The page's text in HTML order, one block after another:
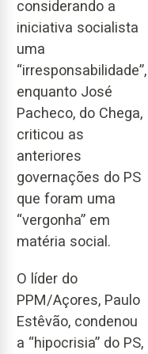
considerando a
iniciativa socialista
uma
“irresponsabilidade”,
enquanto José
Pacheco, do Chega,
criticou as
anteriores
governações do PS
que foram uma
“vergonha” em
matéria social.
O líder do
PPM/Açores, Paulo
Estêvão, condenou
a “hipocrisia” do PS,